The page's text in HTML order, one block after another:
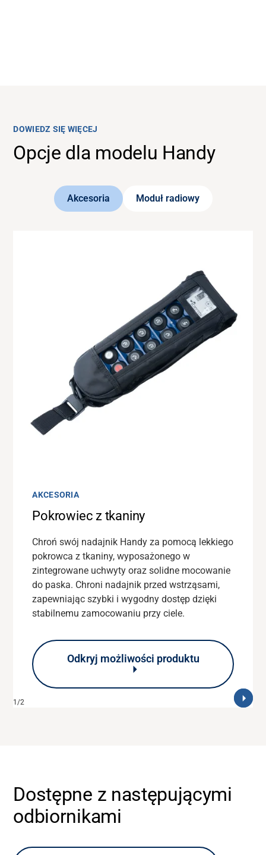
Kariera
DOWIEDZ SIĘ WIĘCEJ
Opcje dla modelu Handy
Akcesoria Moduł radiowy
AKCESORIA
Pokrowiec z tkaniny
Chroń swój nadajnik Handy za pomocą lekkiego
pokrowca z tkaniny, wyposażonego w
zintegrowane uchwyty oraz solidne mocowanie
do paska. Chroni nadajnik przed wstrząsami,
zapewniając szybki i wygodny dostęp dzięki
stabilnemu zamocowaniu przy ciele.
Odkryj możliwości produktu
Moduł nadawczo-odbiorczy do nadajnika,
działający w europejskim paśmie częstotliwości
(433,050 – 434,775 MHz).
Dostępne z następującymi
odbiornikami